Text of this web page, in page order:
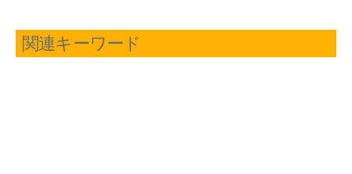
関連キーワード